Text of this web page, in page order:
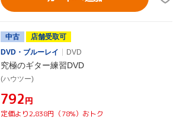
中古
店舗受取可
DVD・ブルーレイ
DVD
究極のギター練習DVD
(ハウツー)
¥792円
定価より2,838円（78%）おトク